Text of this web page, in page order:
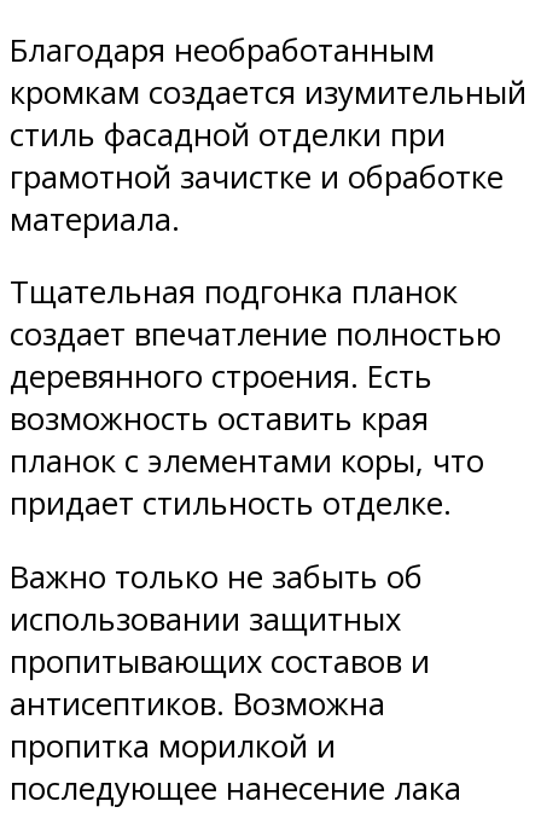
Благодаря необработанным
кромкам создается изумительный
стиль фасадной отделки при
грамотной зачистке и обработке
материала.
Тщательная подгонка планок
создает впечатление полностью
деревянного строения. Есть
возможность оставить края
планок с элементами коры, что
придает стильность отделке.
Важно только не забыть об
использовании защитных
пропитывающих составов и
антисептиков. Возможна
пропитка морилкой и
последующее нанесение лака